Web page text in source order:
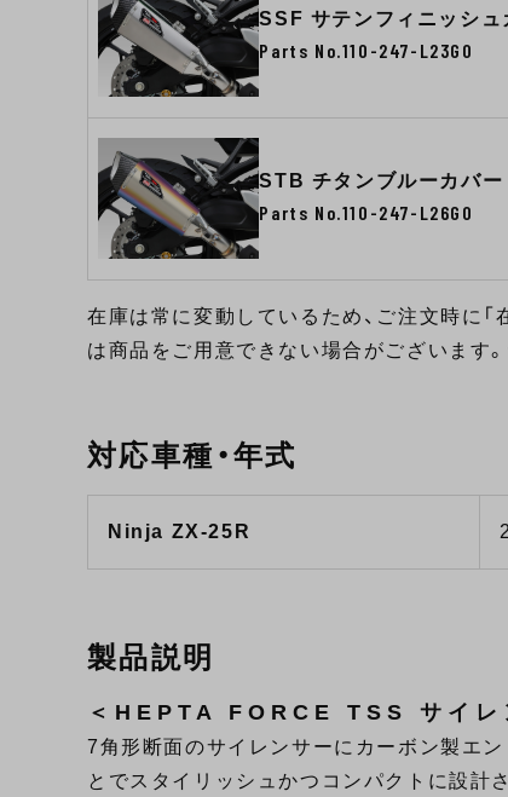
SSF サテンフィニッシュ
Parts No.110-247-L23G0
STB チタンブルーカバー
Parts No.110-247-L26G0
在庫は常に変動しているため、ご注文時に
は商品をご用意できない場合がございます
対応車種・年式
Ninja ZX-25R
製品説明
＜HEPTA FORCE TSS サイレ
7角形断面のサイレンサーにカーボン製エ
とでスタイリッシュかつコンパクトに設計